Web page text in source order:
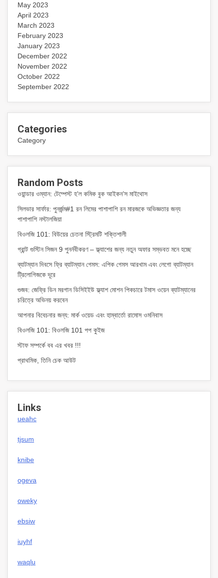
May 2023
April 2023
March 2023
February 2023
January 2023
December 2022
November 2022
October 2022
September 2022
Categories
Category
Random Posts
ওয়ান্ডার ওম্যান: টেম্পেস্ট হ’ল কমিক বুক আইকন’স মাইথোস
সিলভার সার্ফার: পুনর্জন্ম#1 রন লিমের পাশাপাশি রন মারজকে অভিজ্ঞতার জন্য
পাশাপাশি নস্টালজিয়া
বিওলজি 101: বিউয়ের চেতনা স্ট্রিমটি শক্তিশালী
গ্রান্ট গুস্টিন সিজন 9 পুনর্নবীকরণ – ফ্ল্যাশের জন্য নতুন অফার সম্ভবত মনে হচ্ছে
ব্যাটম্যান দিবসে ফ্রি ব্যাটম্যান গেমস: এপিক গেমস আরখাম এবং লেগো ব্যাটম্যান
ট্রিলোগিজকে দূরে
গুজব: জেফ্রি ডিন মরগান ডিসিইইউ ফ্ল্যাশ মোশন পিকচারে টমাস ওয়েন ব্যাটম্যানের
চরিত্রে অভিনয় করবেন
আপনার বিবেচনার জন্য: মার্ক ওয়েড এবং হাম্বার্তো রামোস ওমনিবাস
বিওলজি 101: বিওলজি 101 পপ কুইজ
স্টাফ সম্পর্কে বব এর খবর !!!
প্রাথমিক, তিনি চেক আউট
Links
ueahc
tjsum
knibe
ogeva
oweky
ebsiw
iuyhf
waqlu